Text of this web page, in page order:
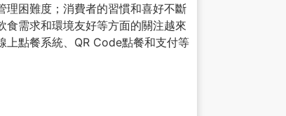
理困難度；消費者的習慣和喜好不斷
食需求和環境友好等方面的關注越來
上點餐系統、QR Code點餐和支付等